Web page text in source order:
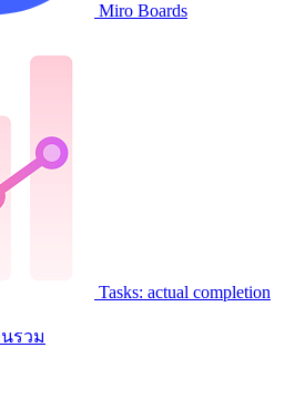
Miro Boards
Tasks: actual completion
รวม